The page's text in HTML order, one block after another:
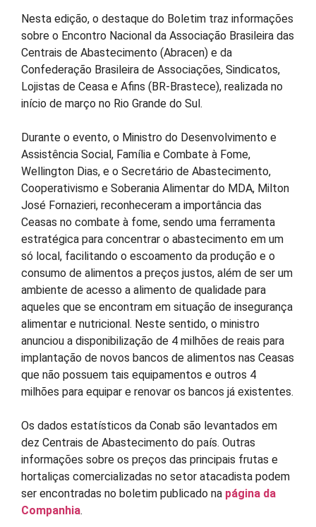
Nesta edição, o destaque do Boletim traz informações
sobre o Encontro Nacional da Associação Brasileira das
Centrais de Abastecimento (Abracen) e da
Confederação Brasileira de Associações, Sindicatos,
Lojistas de Ceasa e Afins (BR-Brastece), realizada no
início de março no Rio Grande do Sul.
Durante o evento, o Ministro do Desenvolvimento e
Assistência Social, Família e Combate à Fome,
Wellington Dias, e o Secretário de Abastecimento,
Cooperativismo e Soberania Alimentar do MDA, Milton
José Fornazieri, reconheceram a importância das
Ceasas no combate à fome, sendo uma ferramenta
estratégica para concentrar o abastecimento em um
só local, facilitando o escoamento da produção e o
consumo de alimentos a preços justos, além de ser um
ambiente de acesso a alimento de qualidade para
aqueles que se encontram em situação de insegurança
alimentar e nutricional. Neste sentido, o ministro
anunciou a disponibilização de 4 milhões de reais para
implantação de novos bancos de alimentos nas Ceasas
que não possuem tais equipamentos e outros 4
milhões para equipar e renovar os bancos já existentes.
Os dados estatísticos da Conab são levantados em
dez Centrais de Abastecimento do país. Outras
informações sobre os preços das principais frutas e
hortaliças comercializadas no setor atacadista podem
ser encontradas no boletim publicado na página da
Companhia.